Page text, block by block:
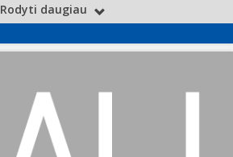
Rodyti daugiau